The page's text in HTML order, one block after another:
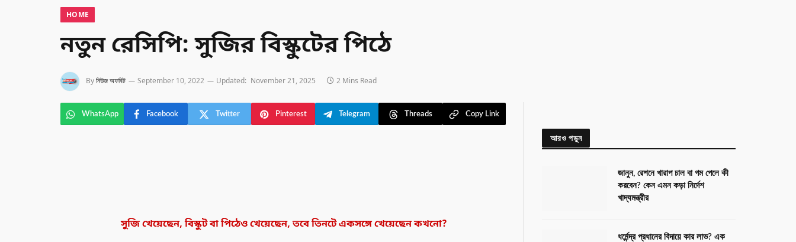
HOME
নতুন রেসিপি: সুজির বিস্কুটের পিঠে
Byনিউজ অফবিট September 10, 2022 Updated: November 21, 2025 2 Mins Read
WhatsApp Facebook Twitter Pinterest Telegram Threads Copy Link
সুজি খেয়েছেন, বিস্কুট বা পিঠেও খেয়েছেন, তবে তিনটে একসঙ্গে খেয়েছেন কখনো?
আরও পড়ুন
জানুন, রেশনে খারাপ চাল বা গম পেলে কী
করবেন? কেন এমন কড়া নির্দেশ
খাদ্যমন্ত্রীর
ধর্মেন্দ্র প্রধানের বিদায়ে কার লাভ? এক